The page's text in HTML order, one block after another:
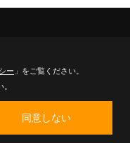
ー 」をご覧ください。
同意しない